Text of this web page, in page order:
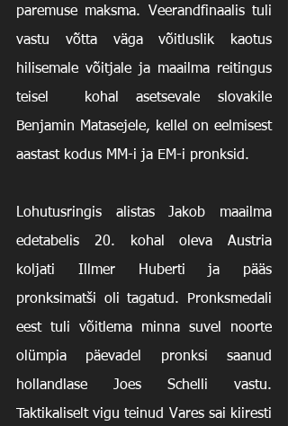
paremuse maksma. Veerandfinaalis tuli
vastu võtta väga võitluslik kaotus
hilisemale võitjale ja maailma reitingus
teisel  kohal asetsevale slovakile
Benjamin Matasejele, kellel on eelmisest
aastast kodus MM-i ja EM-i pronksid.
Lohutusringis alistas Jakob maailma
edetabelis 20. kohal oleva Austria
koljati Illmer Huberti ja pääs
pronksimatši oli tagatud. Pronksmedali
eest tuli võitlema minna suvel noorte
olümpia päevadel pronksi saanud
hollandlase Joes Schelli vastu.
Taktikaliselt vigu teinud Vares sai kiiresti